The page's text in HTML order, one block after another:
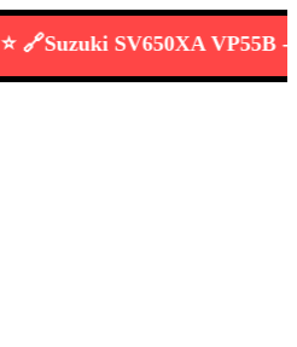
Suzuki SV650XA VP55B -549